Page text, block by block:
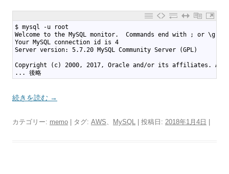
$ mysql -u root
Welcome to the MySQL monitor.  Commands end with ; or \g.
Your MySQL connection id is 4
Server version: 5.7.20 MySQL Community Server (GPL)
Copyright (c) 2000, 2017, Oracle and/or its affiliates. All
... 後略
続きを読む →
カテゴリー: memo | タグ: AWS、 MySQL | 投稿日: 2018年1月4日